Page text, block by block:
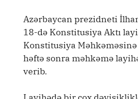
Azərbaycan prezidneti
18-də Konstitusiya Aktı
Konstitusiya
həftə sonra məhkəmə
verib.